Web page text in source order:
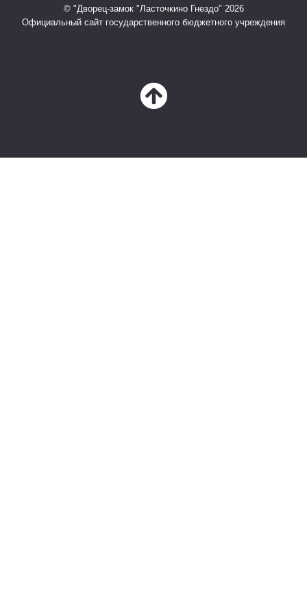
© "Дворец-замок "Ласточкино Гнездо" 2026
Официальный сайт государственного бюджетного учреждения